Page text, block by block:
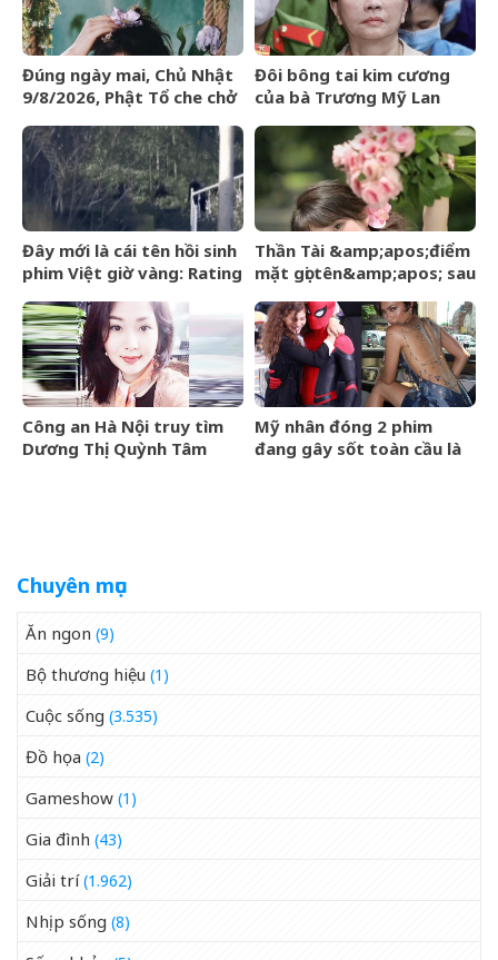
Đúng ngày mai, Chủ Nhật
9/8/2026, Phật Tổ che chở
&amp;apos;đạp trúng mỏ
vàng&amp;apos;, sự
nghiệp vượng phát
Đôi bông tai kim cương
của bà Trương Mỹ Lan
đồng
Đây mới là cái tên hồi sinh
phim Việt giờ vàng: Rating
đút túi 3 tỷ mỗi tập
Thần Tài &amp;apos;điểm
mặt gọi tên&amp;apos; sau
lộc nhiều hơn sông, chính
thức hết khổ
Công an Hà Nội truy tìm
Dương Thị Quỳnh Tâm
Mỹ nhân đóng 2 phim
đang gây sốt toàn cầu là
Chuyên mục
Ăn ngon (9)
Bộ thương hiệu (1)
Cuộc sống (3.535)
Đồ họa (2)
Gameshow (1)
Gia đình (43)
Giải trí(1.962)
Nhịp sống (8)